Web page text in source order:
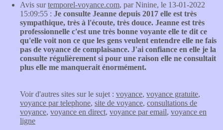
Avis surtemporel-voyance.com, par Ninine, le 13-01-2022
15:09:55 : Je consulte Jeanne depuis 2017 elle est très
sympathique, très à l'écoute, très douce. Jeanne est très
professionnelle c'est une très bonne voyante elle te dit ce
qu'elle voit non ce que les gens veulent entendre elle ne fais
pas de voyance de complaisance. J'ai confiance en elle je la
consulte régulièrement si pour une raison elle ne consultait
plus elle me manquerait énormément.
Voir d'autres sites sur le sujet : voyance, voyance gratuite,
voyance par telephone, site de voyance, consultations de
voyance, voyance en direct, voyance par email, voyance en
ligne